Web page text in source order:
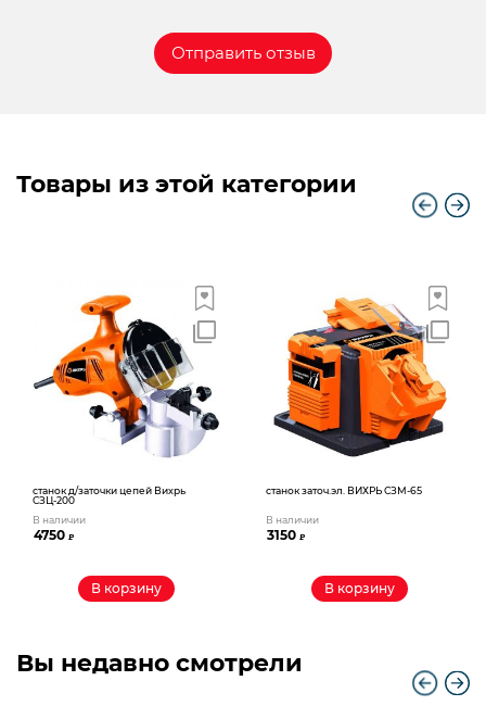
Товары из этой категории
станок д/заточки цепей Вихрь
СЗЦ-200
В наличии
4750₽
В корзину
станок заточ.эл. ВИХРЬ СЗМ-65
В наличии
3150₽
В корзину
Вы недавно смотрели